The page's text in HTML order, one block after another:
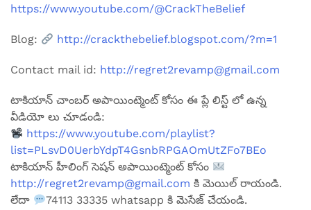
https://www.youtube.com/@CrackTheBelief
Blog: http://crackthebelief.blogspot.com/?m=1
Contact mail id: http://regret2revamp@gmail.com
టాకియాన్ చాంబర్ అపాయింట్మెంట్ కోసం ఈ ప్లే లిస్ట్ లో ఉన్న
వీడియో లు చూడండి:
https://www.youtube.com/playlist?
list=PLsvD0UerbYdpT4GsnbRPGAOmUtZFo7BEo
టాకియాన్ హీలింగ్ సెషన్ అపాయింట్మెంట్ కోసం
http://regret2revamp@gmail.com కి మెయిల్ రాయండి.
లేదా
74113 33335 whatsapp కి మెసేజ్ చేయండి.